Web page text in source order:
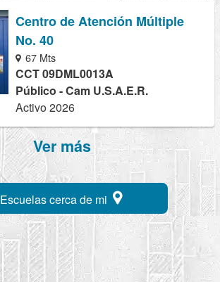
Centro de Atención Múltiple
No. 40
67 Mts
CCT 09DML0013A
Público - Cam U.S.A.E.R.
Activo 2026
Ver más
Escuelas cerca de mi